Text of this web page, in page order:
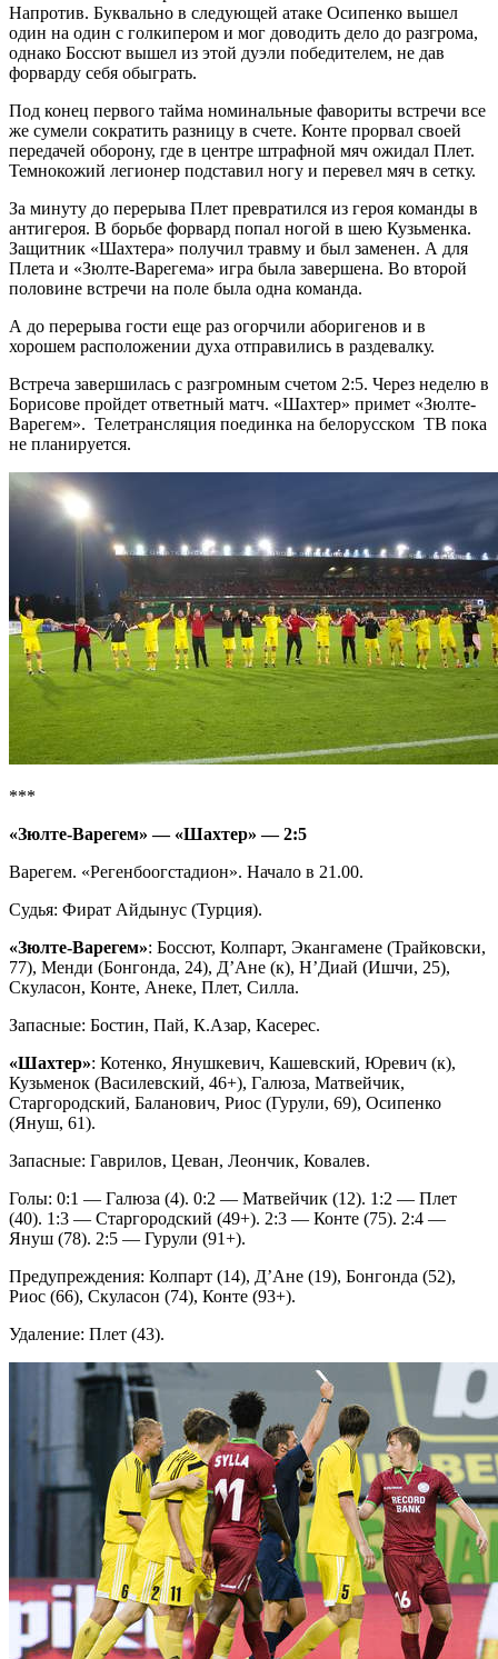
Напротив. Буквально в следующей атаке Осипенко вышел
один на один с голкипером и мог доводить дело до разгрома,
однако Боссют вышел из этой дуэли победителем, не дав
форварду себя обыграть.
Под конец первого тайма номинальные фавориты встречи все
же сумели сократить разницу в счете. Конте прорвал своей
передачей оборону, где в центре штрафной мяч ожидал Плет.
Темнокожий легионер подставил ногу и перевел мяч в сетку.
За минуту до перерыва Плет превратился из героя команды в
антигероя. В борьбе форвард попал ногой в шею Кузьменка.
Защитник «Шахтера» получил травму и был заменен. А для
Плета и «Зюлте-Варегема» игра была завершена. Во второй
половине встречи на поле была одна команда.
А до перерыва гости еще раз огорчили аборигенов и в
хорошем расположении духа отправились в раздевалку.
Встреча завершилась с разгромным счетом 2:5. Через неделю в
Борисове пройдет ответный матч. «Шахтер» примет «Зюлте-
Варегем». Телетрансляция поединка на белорусском ТВ пока
не планируется.
***
«Зюлте-Варегем» — «Шахтер» — 2:5
Варегем. «Регенбоогстадион». Начало в 21.00.
Судья: Фират Айдынус (Турция).
«Зюлте-Варегем»: Боссют, Колпарт, Экангамене (Трайковски,
77), Менди (Бонгонда, 24), Д’Ане (к), Н’Диай (Ишчи, 25),
Скуласон, Конте, Анеке, Плет, Силла.
Запасные: Бостин, Пай, К.Азар, Касерес.
«Шахтер»: Котенко, Янушкевич, Кашевский, Юревич (к),
Кузьменок (Василевский, 46+), Галюза, Матвейчик,
Старгородский, Баланович, Риос (Гурули, 69), Осипенко
(Януш, 61).
Запасные: Гаврилов, Цеван, Леончик, Ковалев.
Голы: 0:1 — Галюза (4). 0:2 — Матвейчик (12). 1:2 — Плет
(40). 1:3 — Старгородский (49+). 2:3 — Конте (75). 2:4 —
Януш (78). 2:5 — Гурули (91+).
Предупреждения: Колпарт (14), Д’Ане (19), Бонгонда (52),
Риос (66), Скуласон (74), Конте (93+).
Удаление: Плет (43).